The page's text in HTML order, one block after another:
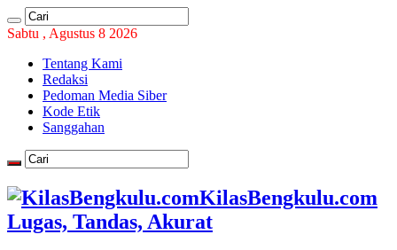
Sabtu , Agustus 8 2026
Tentang Kami
Redaksi
Pedoman Media Siber
Kode Etik
Sanggahan
KilasBengkulu.com
Lugas, Tandas, Akurat